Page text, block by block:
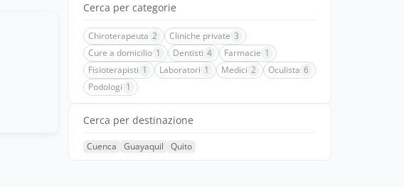
Cerca per categorie
Chiroterapeuta 2 Cliniche private 3
Cure a domicilio 1 Dentisti 4 Farmacie 1
Fisioterapisti 1 Laboratori 1 Medici 2 Oculista 6
Podologi 1
Cerca per destinazione
Cuenca Guayaquil Quito